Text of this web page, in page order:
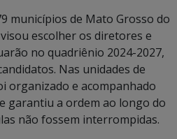
municípios de Mato Grosso do
escolher os diretores e
no quadriênio 2024-2027,
Nas unidades de
organizado e acompanhado
garantiu a ordem ao longo do
não fossem interrompidas.